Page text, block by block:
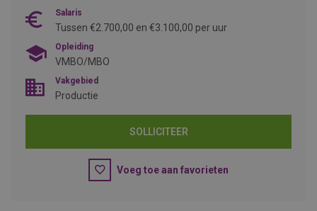
Salaris
Tussen €2.700,00 en €3.100,00 per uur
Opleiding
VMBO/MBO
Vakgebied
Productie
SOLLICITEER
Voeg toe aan favorieten